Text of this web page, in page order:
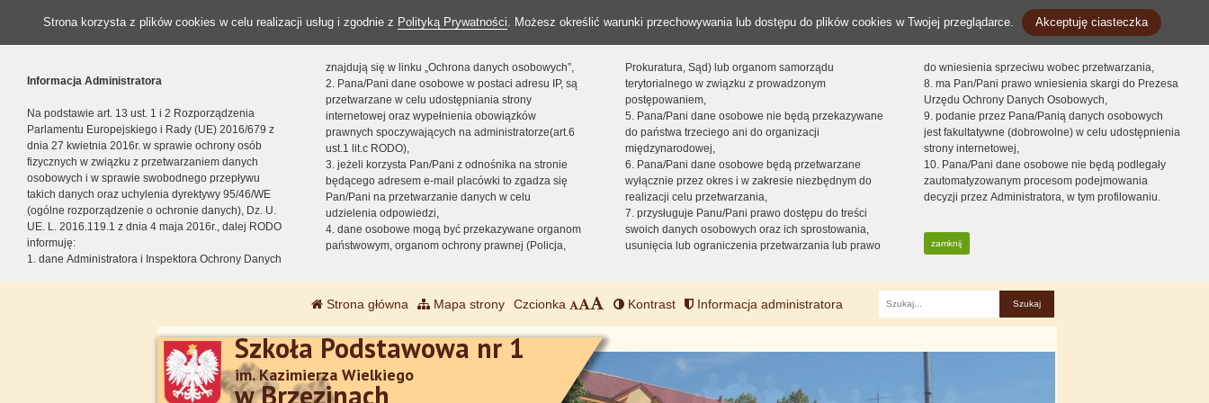
Strona korzysta z plików cookies w celu realizacji usług i zgodnie z Polityką Prywatności. Możesz określić warunki przechowywania lub dostępu do plików cookies w Twojej przeglądarce. Akceptuję ciasteczka
Informacja Administratora
Na podstawie art. 13 ust. 1 i 2 Rozporządzenia
Parlamentu Europejskiego i Rady (UE) 2016/679 z
dnia 27 kwietnia 2016r. w sprawie ochrony osób
fizycznych w związku z przetwarzaniem danych
osobowych i w sprawie swobodnego przepływu
takich danych oraz uchylenia dyrektywy 95/46/WE
(ogólne rozporządzenie o ochronie danych), Dz. U.
UE. L. 2016.119.1 z dnia 4 maja 2016r., dalej RODO
informuję:
1. dane Administratora i Inspektora Ochrony Danych
znajdują się w linku „Ochrona danych osobowych”,
2. Pana/Pani dane osobowe w postaci adresu IP, są
przetwarzane w celu udostępniania strony
internetowej oraz wypełnienia obowiązków
prawnych spoczywających na administratorze(art.6
ust.1 lit.c RODO),
3. jeżeli korzysta Pan/Pani z odnośnika na stronie
będącego adresem e-mail placówki to zgadza się
Pan/Pani na przetwarzanie danych w celu
udzielenia odpowiedzi,
4. dane osobowe mogą być przekazywane organom
państwowym, organom ochrony prawnej (Policja,
Prokuratura, Sąd) lub organom samorządu
terytorialnego w związku z prowadzonym
postępowaniem,
5. Pana/Pani dane osobowe nie będą przekazywane
do państwa trzeciego ani do organizacji
międzynarodowej,
6. Pana/Pani dane osobowe będą przetwarzane
wyłącznie przez okres i w zakresie niezbędnym do
realizacji celu przetwarzania,
7. przysługuje Panu/Pani prawo dostępu do treści
swoich danych osobowych oraz ich sprostowania,
usunięcia lub ograniczenia przetwarzania lub prawo
do wniesienia sprzeciwu wobec przetwarzania,
8. ma Pan/Pani prawo wniesienia skargi do Prezesa
Urzędu Ochrony Danych Osobowych,
9. podanie przez Pana/Panią danych osobowych
jest fakultatywne (dobrowolne) w celu udostępnienia
strony internetowej,
10. Pana/Pani dane osobowe nie będą podlegały
zautomatyzowanym procesom podejmowania
decyzji przez Administratora, w tym profilowaniu.
zamknij
Strona główna Mapa strony Czcionka Kontrast Informacja administratora
Fraza
Szkoła Podstawowa nr 1
im. Kazimierza Wielkiego
w Brzezinach